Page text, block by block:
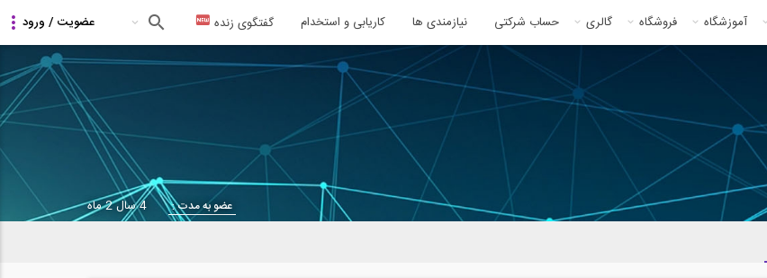
آموزشگاه فروشگاه گالری حساب شرکتی نیازمندی ها کاریابی و استخدام گفتگوی زنده
عضو به مدت :
4 سال 2 ماه